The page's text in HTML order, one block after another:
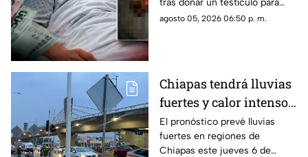
investigación científica volvió
agosto 05, 2026 06:50 p. m.
Chiapas tendrá lluvias
fuertes y calor intenso
este jueves 6 de agosto
El pronóstico prevé lluvias
fuertes en regiones de
Chiapas este jueves 6 de